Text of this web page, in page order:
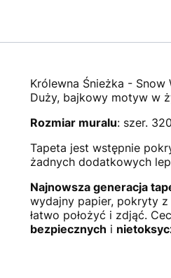
Królewna Śnieżka -
Duży, bajkowy motyw w
Rozmiar muralu: szer.
Tapeta jest wstępnie
żadnych dodatkowych
Najnowsza generacja
wydajny papier, pokryty
łatwo położyć i zdjąć.
bezpiecznych i